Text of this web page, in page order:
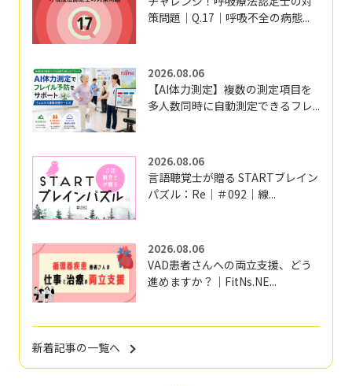
策問題｜Q.17｜呼吸不全の病態...
2026.08.06
【AI体力測定】複数の測定項目を
多人数同時に自動測定できるフレ...
2026.08.06
言語聴覚士が贈る STARTブレイン
パズル：Re｜＃092｜線...
2026.08.06
VAD患者さんへの両立支援、どう
進めますか？｜FitNs.NE...
新着記事の一覧へ